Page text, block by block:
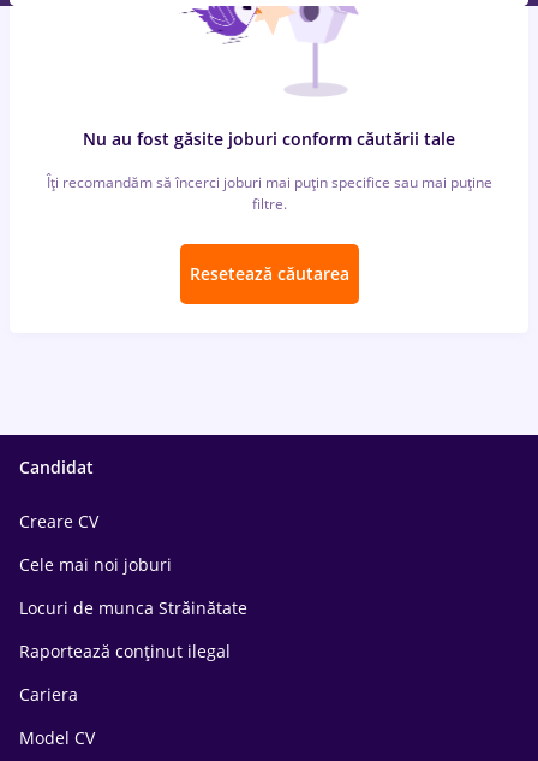
Nu au fost găsite joburi conform căutării tale
Îți recomandăm să încerci joburi mai puțin specifice sau mai puține
filtre.
Resetează căutarea
Candidat
Creare CV
Cele mai noi joburi
Locuri de munca Străinătate
Raportează conținut ilegal
Cariera
Model CV